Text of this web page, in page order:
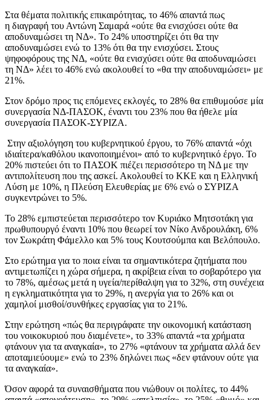
Στα θέματα πολιτικής επικαιρότητας, το 46% απαντά πως
η διαγραφή του Αντώνη Σαμαρά «ούτε θα ενισχύσει ούτε θα
αποδυναμώσει τη ΝΔ». Το 24% υποστηρίζει ότι θα την
αποδυναμώσει ενώ το 13% ότι θα την ενισχύσει. Στους
ψηφοφόρους της ΝΔ, «ούτε θα ενισχύσει ούτε θα αποδυναμώσει
τη ΝΔ» λέει το 46% ενώ ακολουθεί το «θα την αποδυναμώσει» με
21%.
Στον δρόμο προς τις επόμενες εκλογές, το 28% θα επιθυμούσε μία
συνεργασία ΝΔ-ΠΑΣΟΚ, έναντι του 23% που θα ήθελε μία
συνεργασία ΠΑΣΟΚ-ΣΥΡΙΖΑ.
Στην αξιολόγηση του κυβερνητικού έργου, το 76% απαντά «όχι
ιδιαίτερα/καθόλου ικανοποιημένοι» από το κυβερνητικό έργο. Το
20% πιστεύει ότι το ΠΑΣΟΚ πιέζει περισσότερο τη ΝΔ με την
αντιπολίτευση που της ασκεί. Ακολουθεί το ΚΚΕ και η Ελληνική
Λύση με 10%, η Πλεύση Ελευθερίας με 6% ενώ ο ΣΥΡΙΖΑ
συγκεντρώνει το 5%.
Το 28% εμπιστεύεται περισσότερο τον Κυριάκο Μητσοτάκη για
πρωθυπουργό έναντι 10% που θεωρεί τον Νίκο Ανδρουλάκη, 6%
τον Σωκράτη Φάμελλο και 5% τους Κουτσούμπα και Βελόπουλο.
Στο ερώτημα για το ποια είναι τα σημαντικότερα ζητήματα που
αντιμετωπίζει η χώρα σήμερα, η ακρίβεια είναι το σοβαρότερο για
το 78%, αμέσως μετά η υγεία/περίθαλψη για το 32%, στη συνέχεια
η εγκληματικότητα για το 29%, η ανεργία για το 26% και οι
χαμηλοί μισθοί/συνθήκες εργασίας για το 21%.
Στην ερώτηση «πώς θα περιγράφατε την οικονομική κατάσταση
του νοικοκυριού που διαμένετε», το 33% απαντά «τα χρήματα
φτάνουν για τα αναγκαία», το 27% «φτάνουν τα χρήματα αλλά δεν
αποταμιεύουμε» ενώ το 23% δηλώνει πως «δεν φτάνουν ούτε για
τα αναγκαία».
Όσον αφορά τα συναισθήματα που νιώθουν οι πολίτες, το 44%